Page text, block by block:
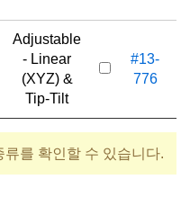
Adjustable
- Linear
(XYZ) &
Tip-Tilt
#13-
776
를 확인할 수 있습니다.